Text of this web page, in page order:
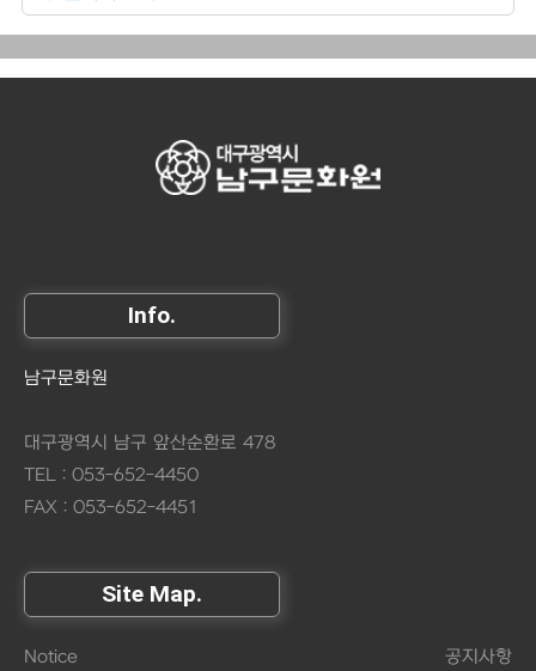
Info.
남구문화원
대구광역시 남구 앞산순환로 478
TEL : 053-652-4450
FAX : 053-652-4451
Site Map.
Notice 공지사항